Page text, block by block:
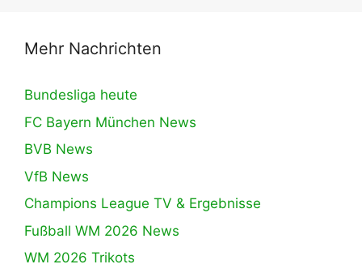
Mehr Nachrichten
Bundesliga heute
FC Bayern München News
BVB News
VfB News
Champions League TV & Ergebnisse
Fußball WM 2026 News
WM 2026 Trikots